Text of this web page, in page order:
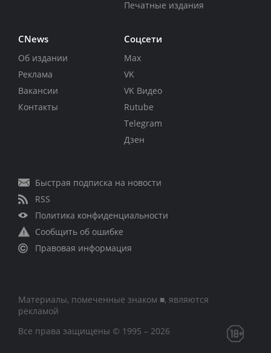
Печатные издания
CNews
Об издании
Реклама
Вакансии
Контакты
Соцсети
Max
VK
VK Видео
Rutube
Telegram
Дзен
Быстрая подписка на новости
RSS
Политика конфиденциальности
Сообщить об ошибке
Правовая информация
Материалы, помеченные знаком ■, являются
рекламой
Все права защищены © 1995 – 2026